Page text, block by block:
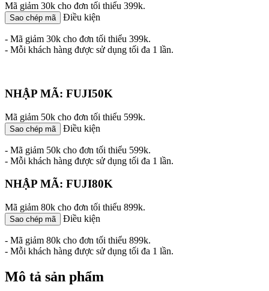
Mã giảm 30k cho đơn tối thiểu 399k.
Sao chép mã Điều kiện
- Mã giảm 30k cho đơn tối thiểu 399k.
- Mỗi khách hàng được sử dụng tối đa 1 lần.
NHẬP MÃ: FUJI50K
Mã giảm 50k cho đơn tối thiểu 599k.
Sao chép mã Điều kiện
- Mã giảm 50k cho đơn tối thiểu 599k.
- Mỗi khách hàng được sử dụng tối đa 1 lần.
NHẬP MÃ: FUJI80K
Mã giảm 80k cho đơn tối thiểu 899k.
Sao chép mã Điều kiện
- Mã giảm 80k cho đơn tối thiểu 899k.
- Mỗi khách hàng được sử dụng tối đa 1 lần.
Mô tả sản phẩm